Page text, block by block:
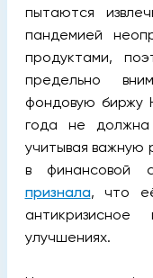
пытаются
пандемией
продуктами,
предельно
фондовую биржу
года не должна
учитывая важную
в финансовой
признала, что
улучшениях.